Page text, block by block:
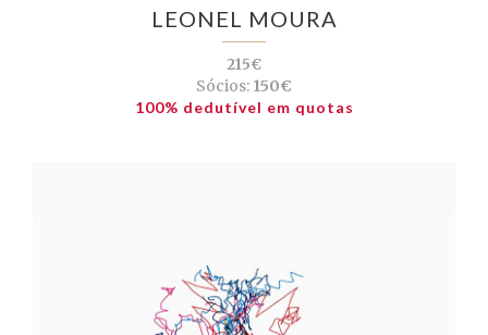
LEONEL MOURA
215€
Sócios: 150€
100% dedutível em quotas